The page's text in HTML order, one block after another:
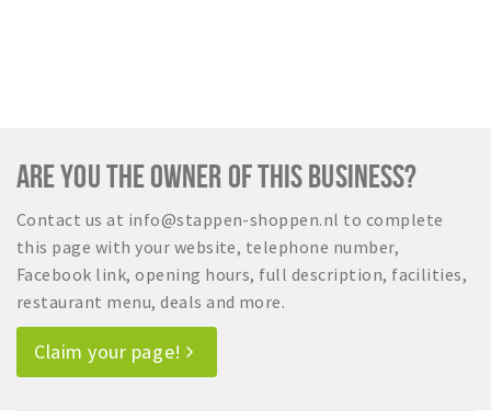
ARE YOU THE OWNER OF THIS BUSINESS?
Contact us at info@stappen-shoppen.nl to complete
this page with your website, telephone number,
Facebook link, opening hours, full description, facilities,
restaurant menu, deals and more.
Claim your page!